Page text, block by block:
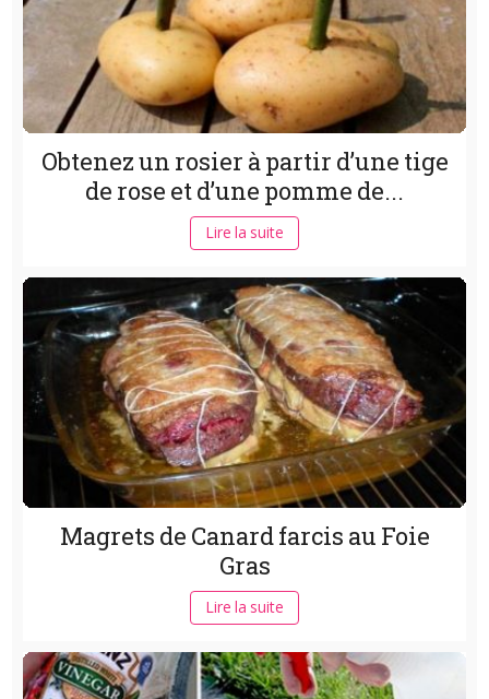
Obtenez un rosier à partir d’une tige
de rose et d’une pomme de...
Lire la suite
Magrets de Canard farcis au Foie
Gras
Lire la suite